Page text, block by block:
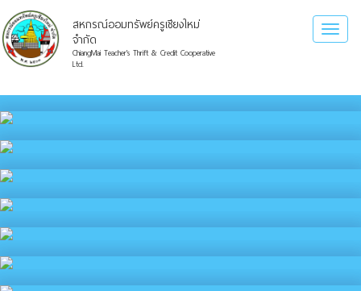
สหกรณ์ออมทรัพย์ครูเชียงใหม่
จำกัด
ChiangMai Teacher's Thrift & Credit Cooperative
Ltd.